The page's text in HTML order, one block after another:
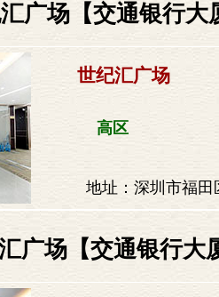
广场【交通银行
世纪汇广场
高区
地址：深圳市福田
广场【交通银行大